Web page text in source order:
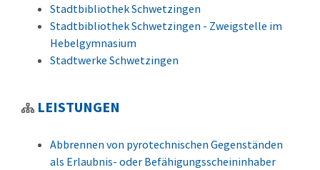
Stadtbibliothek Schwetzingen
Stadtbibliothek Schwetzingen - Zweigstelle im
Hebelgymnasium
Stadtwerke Schwetzingen
LEISTUNGEN
Abbrennen von pyrotechnischen Gegenständen
als Erlaubnis- oder Befähigungsscheininhaber